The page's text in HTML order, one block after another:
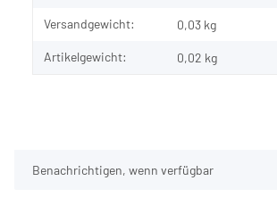
Versandgewicht: 0,03 kg
Artikelgewicht: 0,02 kg
Benachrichtigen, wenn verfügbar